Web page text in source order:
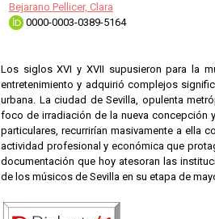
Bejarano Pellicer, Clara
0000-0003-0389-5164
Los siglos XVI y XVII supusieron para la
entretenimiento y adquirió complejos
urbana. La ciudad de Sevilla, opulenta
foco de irradiación de la nueva concepción
particulares, recurrirían masivamente a ella
actividad profesional y económica que
documentación que hoy atesoran las
de los músicos de Sevilla en su etapa de